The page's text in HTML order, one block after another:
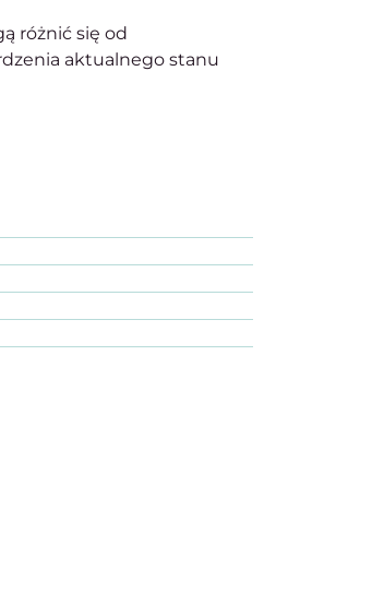
różnić się od
aktualnego stanu